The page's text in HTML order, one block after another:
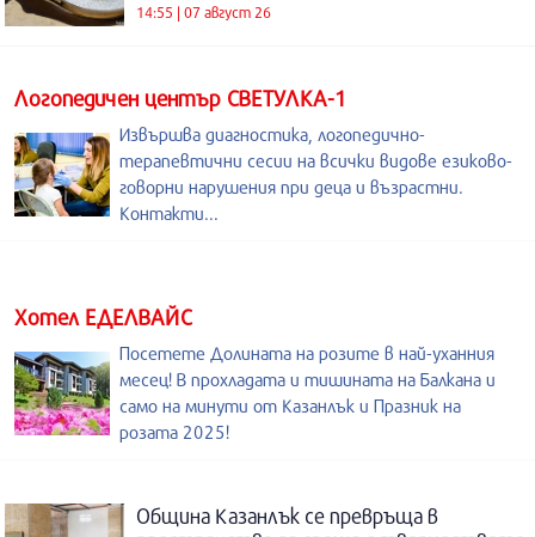
14:55 | 07 август 26
Логопедичен център СВЕТУЛКА-1
Извършва диагностика, логопедично-
терапевтични сесии на всички видове езиково-
говорни нарушения при деца и възрастни.
Контакти...
Хотел ЕДЕЛВАЙС
Посетете Долината на розите в най-уханния
месец! В прохладата и тишината на Балкана и
само на минути от Казанлък и Празник на
розата 2025!
Община Казанлък се превръща в